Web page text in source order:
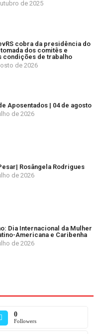
de 2025
cobra da presidência do
dos comitês e
condições de trabalho
de 2026
Aposentados | 04 de agosto
de 2026
Rosângela Rodrigues
de 2026
Dia Internacional da Mulher
Americana e Caribenha
de 2026
0
Followers